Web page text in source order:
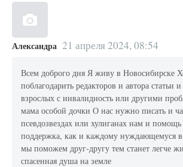
Александра 21 апреля 2024, 08:54
Всем доброго дня Я живу в Новосибирске
поблагодарить редакторов и автора статьи
взрослых с инвалидность или другими
мама особой дочки О нас нужно писать и
псевдозвездах или хулиганах нам и
поддержка, как и каждому нуждающемуся
мы поможем друг-другу тем станет легче
спасенная душа на земле